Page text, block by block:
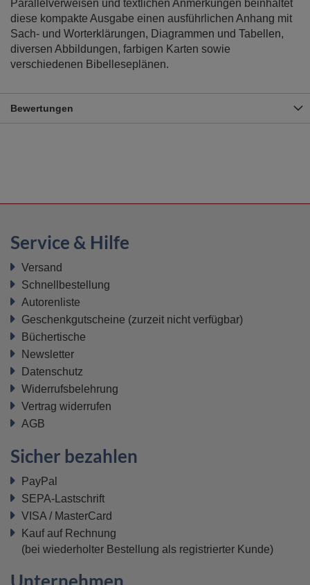
Parallelverweisen und textlichen Anmerkungen beinhaltet
diese kompakte Ausgabe einen ausführlichen Anhang mit
Sach- und Worterklärungen, Diagrammen und Tabellen,
diversen Abbildungen, farbigen Karten sowie
verschiedenen Bibelleseplänen.
Bewertungen
Service & Hilfe
Versand
Schnellbestellung
Autorenliste
Geschenkgutscheine (zurzeit nicht verfügbar)
Büchertische
Newsletter
Datenschutz
Widerrufsbelehrung
Vertrag widerrufen
AGB
Sicher bezahlen
PayPal
SEPA-Lastschrift
VISA / MasterCard
Kauf auf Rechnung
(bei wiederholter Bestellung als registrierter Kunde)